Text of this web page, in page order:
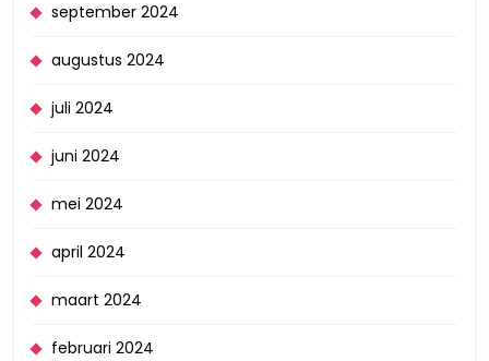
september 2024
augustus 2024
juli 2024
juni 2024
mei 2024
april 2024
maart 2024
februari 2024